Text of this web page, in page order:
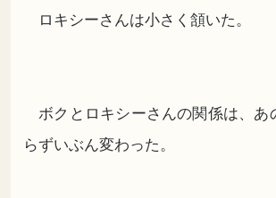
ロキシーさんは小さく頷いた。
ボクとロキシーさんの関係は、あ
らずいぶん変わった。